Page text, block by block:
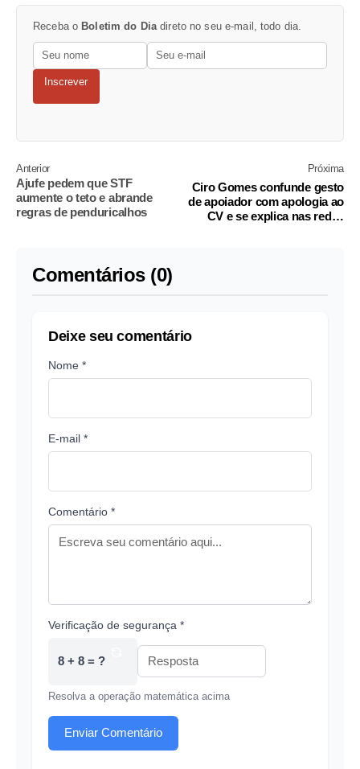
Receba o Boletim do Diadireto no seu e-mail, todo dia.
Inscrever
Anterior
Ajufe pedem que STF
aumente o teto e abrande
regras de penduricalhos
Próxima
Ciro Gomes confunde gesto
de apoiador com apologia ao
CV e se explica nas redes
Comentários (0)
Deixe seu comentário
Nome *
E-mail *
Comentário *
Verificação de segurança *
8 + 8 = ?
Resolva a operação matemática acima
Enviar Comentário